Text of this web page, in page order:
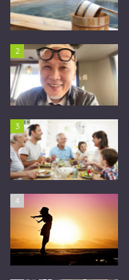
2
3
4